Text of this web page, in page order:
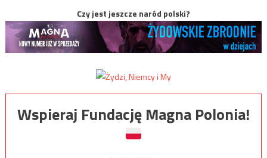
Czy jest jeszcze naród polski?
Wspieraj Fundację Magna Polonia!